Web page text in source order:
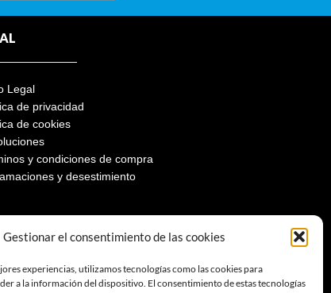
Gestionar el consentimiento de las cookies
experiencias, utilizamos tecnologías como las cookies para
a la información del dispositivo. El consentimiento de estas tecnologías
Legal
de privacidad
de cookies
y condiciones de compra
y desestimiento